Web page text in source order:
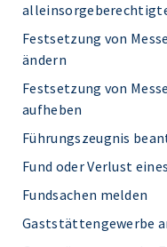
Festsetzung von
ändern
Festsetzung von
aufheben
Führungszeugnis
Fund oder Verlust
Fundsachen melden
Gaststättengewerbe